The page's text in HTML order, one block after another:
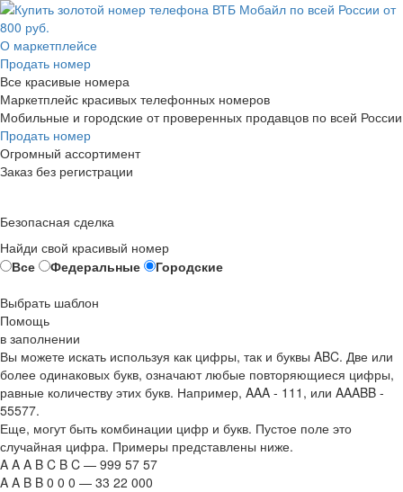
О маркетплейсе
Продать номер
Все красивые номера
Маркетплейс красивых телефонных номеров
Мобильные и городские от проверенных продавцов по всей России
Продать номер
Огромный ассортимент
Заказ без регистрации
Безопасная сделка
Найди свой красивый номер
Все
Федеральные
Городские
Выбрать шаблон
Помощь
в заполнении
Вы можете искать используя как цифры, так и буквы ABC. Две или
более одинаковых букв, означают любые повторяющиеся цифры,
равные количеству этих букв. Например, AAA - 111 , или AAABB -
55577.
Еще, могут быть комбинации цифр и букв. Пустое поле это
случайная цифра. Примеры представлены ниже.
A A A B C B C — 999 57 57
A A B B 0 0 0 — 33 22 000